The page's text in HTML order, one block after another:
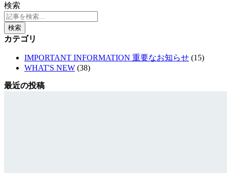
検索
検索
カテゴリ
IMPORTANT INFORMATION 重要なお知らせ (15)
WHAT'S NEW (38)
最近の投稿